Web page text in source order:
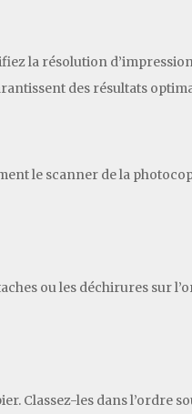
la résolution
des résultats
le scanner de la
ou les déchirures sur
Classez-les dans l’ordre